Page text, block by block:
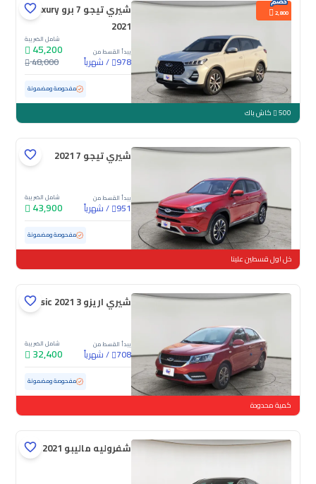
2,800
شيري تيجو 7 برو Luxury
2021
يبدأ القسط من
978
/شهرياً
شامل الضريبة
45,200
48,000
مستعملة 69,191 كم ممشى قليل مفحوصة ومضمونة
500 كاش باك
شيري تيجو 7 2021
يبدأ القسط من
951
/شهرياً
شامل الضريبة
43,900
مستعملة 7,617 كم ممشى قليل مفحوصة ومضمونة
خل اول قسطين علينا
شيري اريزو 3 Basic 2021
يبدأ القسط من
708
/شهرياً
شامل الضريبة
32,400
مستعملة 38,170 كم ممشى قليل مفحوصة ومضمونة
كمية محدودة
شفروليه ماليبو LS 2021